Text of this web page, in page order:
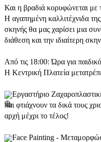
Και η βραδιά κορυφώνεται
Η αγαπημένη καλλιτέχνιδα
σκηνής θα μας χαρίσει μια
διάθεση και την ιδιαίτερη
Από τις 18:00: Ώρα για
Η Κεντρική Πλατεία
Εργαστήριο
και φτιάχνουν τα δικά τους
αρχή μέχρι το τέλος!
Face Painting -